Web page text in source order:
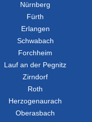
Nürnberg
Fürth
Erlangen
Schwabach
Forchheim
Lauf an der Pegnitz
Zirndorf
Roth
Herzogenaurach
Oberasbach